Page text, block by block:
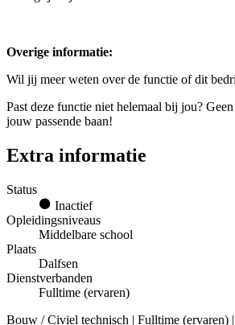
Overige informatie:
Wil jij meer weten over de functie of dit
Past deze functie niet helemaal bij jou?
jouw passende baan!
Extra informatie
Status
Inactief
Opleidingsniveaus
Middelbare school
Plaats
Dalfsen
Dienstverbanden
Fulltime (ervaren)
Bouw / Civiel technisch | Fulltime (ervaren)